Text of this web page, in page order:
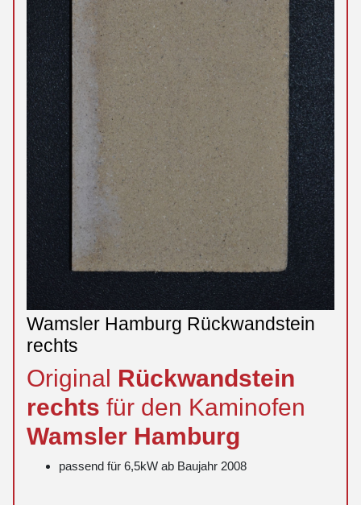
Wamsler Hamburg Rückwandstein
rechts
Original Rückwandstein
rechts für den Kaminofen
Wamsler Hamburg
passend für 6,5kW ab Baujahr 2008